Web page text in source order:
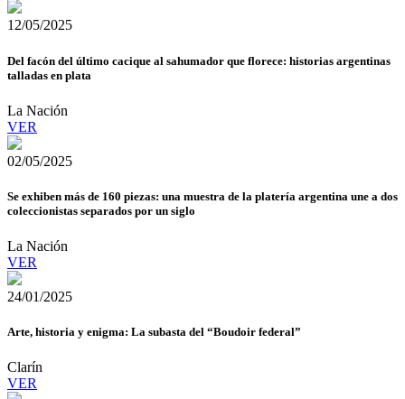
12/05/2025
Del facón del último cacique al sahumador que florece: historias argentinas
talladas en plata
La Nación
VER
02/05/2025
Se exhiben más de 160 piezas: una muestra de la platería argentina une a dos
coleccionistas separados por un siglo
La Nación
VER
24/01/2025
Arte, historia y enigma: La subasta del “Boudoir federal”
Clarín
VER